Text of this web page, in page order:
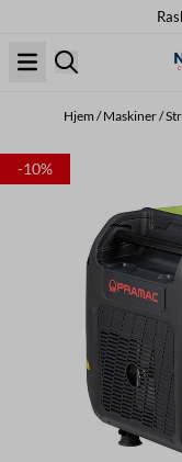
Hjem /Maskiner/
-10%